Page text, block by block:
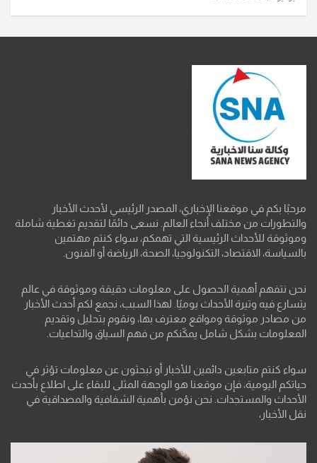
مرحبًا بكم في موقعنا الإخباري، المصدر الرئيسي لأحدث الأخبار
والتطورات من مختلف أنحاء العالم. نسعى دائمًا لتقديم تغطية شاملة
وموثوقة للأحداث الرئيسية التي تهمكم، سواء كنتم مهتمين
بالسياسة، الاقتصاد، التكنولوجيا، الصحة، الرياضة أو الفنون.
نحن نتفهم أهمية الحصول على معلومات دقيقة وموثوقة في عالم
يتسارع فيه وتيرة الأحداث يوميًا. لهذا السبب، نجمع لكم أحدث الأخبار
من مصادر موثوقة ومواقع معترف بها، ونقوم بتحليل وتقديم
المعلومات بشكل شامل يمكّنكم من فهم السياق والتداعيات.
سواء كنتم متابعين دائمين للأخبار أو تبحثون عن معلومات تؤثر في
حياتكم اليومية، فإن موقعنا هو الوجهة المثلى للبقاء على اطلاع بأحدث
الأحداث والمستجدات. نحن نؤمن بأهمية الشفافية والمصداقية في
نقل الأخبار،